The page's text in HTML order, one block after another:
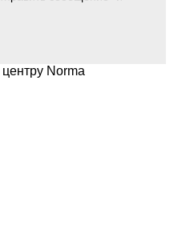
Norma